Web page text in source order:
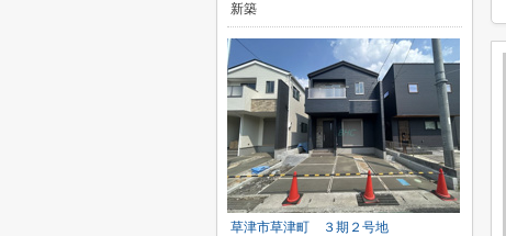
新築
草津市草津町 ３期２号地